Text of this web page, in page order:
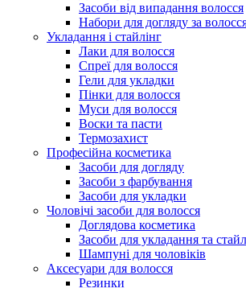
Засоби від випадання волосся
Набори для догляду за
Укладання і стайлінг
Лаки для волосся
Спреї для волосся
Гели для укладки
Пінки для волосся
Муси для волосся
Воски та пасти
Термозахист
Професійна косметика
Засоби для догляду
Засоби з фарбування
Засоби для укладки
Чоловічі засоби для волосся
Доглядова косметика
Засоби для укладання та
Шампуні для чоловіків
Аксесуари для волосся
Резинки